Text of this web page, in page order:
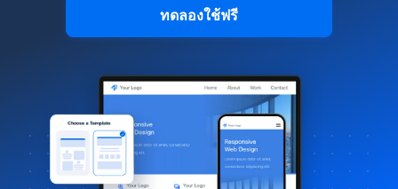
ทดลองใช้ฟรี